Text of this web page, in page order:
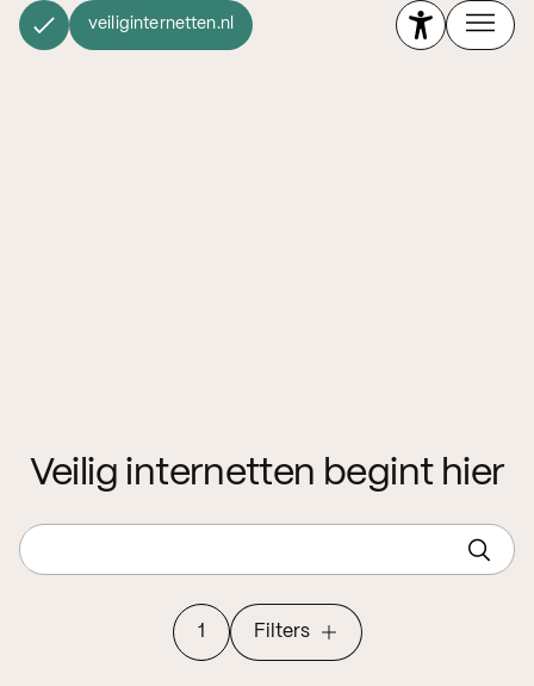
veiliginternetten.nl
Veilig internetten begint hier
1 Filters